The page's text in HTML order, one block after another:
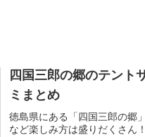
四国三郎の郷のテント
ミまとめ
徳島県にある「四国三郎の郷
など楽しみ方は盛りだくさん